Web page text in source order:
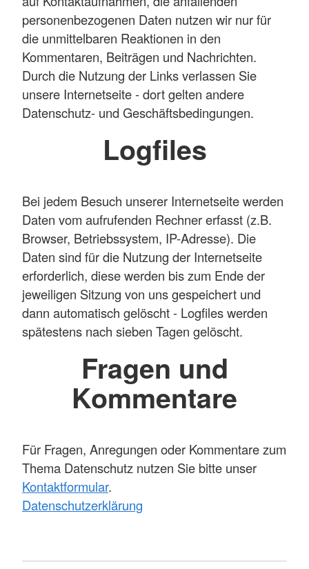
personenbezogenen Daten nutzen wir nur für
die unmittelbaren Reaktionen in den
Kommentaren, Beiträgen und Nachrichten.
Durch die Nutzung der Links verlassen Sie
unsere Internetseite - dort gelten andere
Datenschutz- und Geschäftsbedingungen.
Logfiles
Bei jedem Besuch unserer Internetseite werden
Daten vom aufrufenden Rechner erfasst (z.B.
Browser, Betriebssystem, IP-Adresse). Die
Daten sind für die Nutzung der Internetseite
erforderlich, diese werden bis zum Ende der
jeweiligen Sitzung von uns gespeichert und
dann automatisch gelöscht - Logfiles werden
spätestens nach sieben Tagen gelöscht.
Fragen und
Kommentare
Für Fragen, Anregungen oder Kommentare zum
Thema Datenschutz nutzen Sie bitte unser
Kontaktformular.
Datenschutzerklärung